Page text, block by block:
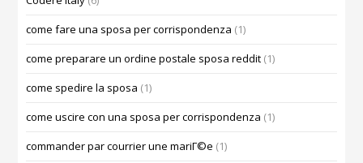
come fare una sposa per corrispondenza (1)
come preparare un ordine postale sposa reddit (1)
come spedire la sposa (1)
come uscire con una sposa per corrispondenza (1)
commander par courrier une mariГ©e (1)